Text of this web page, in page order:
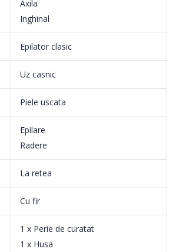
a prinde firele mai subtiri sau mai
Axila
Inghinal
Epilator clasic
Uz casnic
Piele uscata
Epilare
Radere
La retea
Cu fir
1 x Perie de curatat
1 x Husa